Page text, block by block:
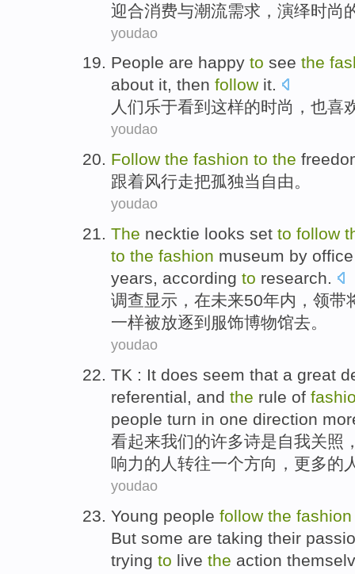
迎合消费与潮流需求 ，演绎时尚
youdao
People are happy to see the
about it, then follow it.
人们乐于看到 这样的时尚 ， 也喜
youdao
Follow the fashion to the
跟着风行走把孤独当 自由。
youdao
The necktie looks set to follow
to the fashion museum by
years, according to research.
调查显示， 在未来50年内 ， 领带
一样被放逐到 服饰博物馆去。
youdao
TK : It does seem that a great
referential, and the rule of
people turn in one direction
看起来我们的许多诗是自我关照
响力的 人 转往一个方向 ， 更多的
youdao
Young people follow the fashion
But some are taking their
trying to live the action